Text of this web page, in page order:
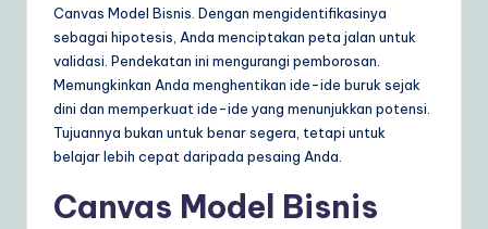
Canvas Model Bisnis. Dengan mengidentifikasinya
sebagai hipotesis, Anda menciptakan peta jalan untuk
validasi. Pendekatan ini mengurangi pemborosan.
Memungkinkan Anda menghentikan ide-ide buruk sejak
dini dan memperkuat ide-ide yang menunjukkan potensi.
Tujuannya bukan untuk benar segera, tetapi untuk
belajar lebih cepat daripada pesaing Anda.
Canvas Model Bisnis